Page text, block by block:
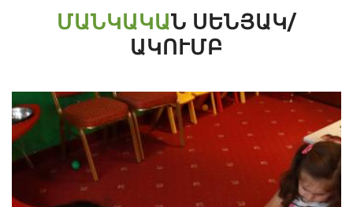
ՄԱՆԿԱԿԱՆ ՍԵՆՅԱԿ/
ԱԿՈՒՄԲ